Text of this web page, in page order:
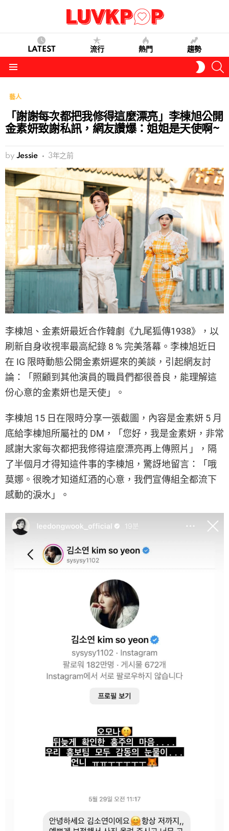
LATEST 流行 熱門 趨勢
SKIN
藝人
「謝謝每次都把我修得這麼漂亮」李棟旭公開
金素妍致謝私訊，網友讚爆：姐姐是天使啊~
by Jessie 3年之前
李棟旭、金素妍最近合作韓劇《九尾狐傳1938》，以
刷新自身收視率最高紀錄 8 % 完美落幕。李棟旭近日
在 IG 限時動態公開金素妍遲來的美談，引起網友討
論：「照顧到其他演員的職員們都很善良，能理解這
份心意的金素妍也是天使」。
李棟旭 15 日在限時分享一張截圖，內容是金素妍 5 月
底給李棟旭所屬社的 DM，「您好，我是金素妍，非常
感謝大家每次都把我修得這麼漂亮再上傳照片」，隔
了半個月才得知這件事的李棟旭，驚訝地留言：「哦
莫娜。很晚才知道紅酒的心意，我們宣傳組全都流下
感動的淚水」。